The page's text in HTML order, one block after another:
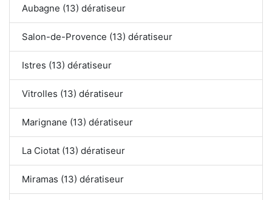
Aubagne (13) dératiseur
Salon-de-Provence (13) dératiseur
Istres (13) dératiseur
Vitrolles (13) dératiseur
Marignane (13) dératiseur
La Ciotat (13) dératiseur
Miramas (13) dératiseur